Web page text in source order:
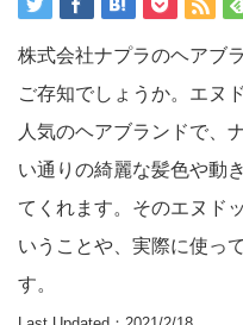
株式会社ナプラのヘアブ
ご存知でしょうか。エヌ
人気のヘアブランドで、
い通りの綺麗な髪色や動
てくれます。そのエヌド
いうことや、実際に使っ
す。